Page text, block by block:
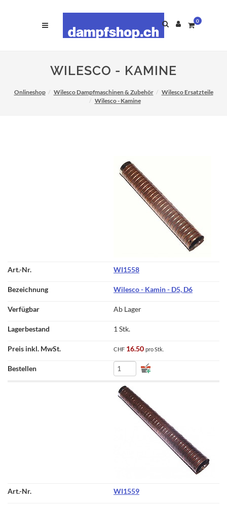
0
WILESCO - KAMINE
Onlineshop Wilesco Dampfmaschinen & Zubehör
Wilesco Ersatzteile
Wilesco - Kamine
WI1558
Wilesco - Kamin - D5, D6
Ab Lager
1 Stk.
CHF 16.50 pro Stk.
WI1559